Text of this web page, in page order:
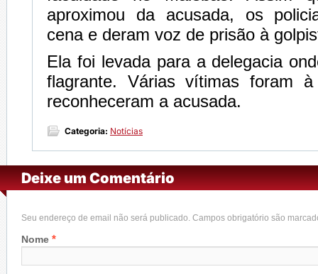
aproximou da acusada, os
cena e deram voz de prisão à
Ela foi levada para a delegacia
flagrante. Várias vítimas foram à
reconheceram a acusada.
Categoria: Notícias
Deixe um Comentário
Seu endereço de email não será publicado. Campos obrigatório são
Nome *